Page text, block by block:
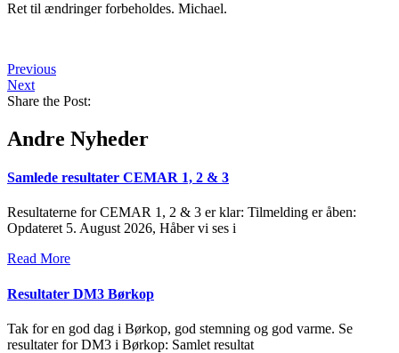
Ret til ændringer forbeholdes. Michael.
Previous
Next
Share the Post:
Andre Nyheder
Samlede resultater CEMAR 1, 2 & 3
Resultaterne for CEMAR 1, 2 & 3 er klar: Tilmelding er åben:
Opdateret 5. August 2026, Håber vi ses i
Read More
Resultater DM3 Børkop
Tak for en god dag i Børkop, god stemning og god varme. Se
resultater for DM3 i Børkop: Samlet resultat